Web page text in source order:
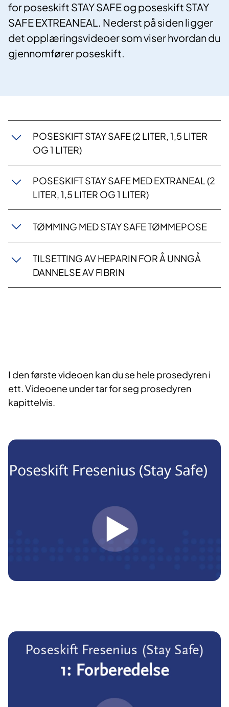
for poseskift STAY SAFE og poseskift STAY
SAFE EXTREANEAL. Nederst på siden ligger
det opplæringsvideoer som viser hvordan du
gjennomfører poseskift.
​POSESKIFT STAY SAFE (2 LITER, 1,5 LITER
OG 1 LITER)
​POSESKIFT STAY SAFE MED EXTRANEAL (2
LITER, 1,5 LITER OG 1 LITER)
TØMMING MED STAY SAFE TØMMEPOSE
TILSETTING AV HEPARIN FOR Å UNNGÅ
DANNELSE AV FIBRIN
I den første videoen kan du se hele prosedyren i
ett. Videoene under tar for seg prosedyren
kapittelvis.​